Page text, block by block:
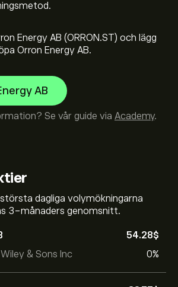
dagliga volymökningarna
3-månaders genomsnitt.
& Sons Inc
54.28‎$‎
0%
Energy AB (ORRON.ST) och lägg
Orron Energy AB.
AB
Se vår guide via Academy.